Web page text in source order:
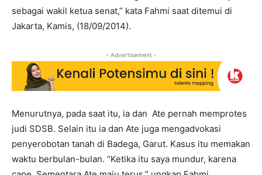
sebagai wakil ketua senat,” kata Fahmi saat ditemui di
Jakarta, Kamis, (18/09/2014).
- Advertisement -
Menurutnya, pada saat itu, ia dan Ate pernah memprotes
judi SDSB. Selain itu ia dan Ate juga mengadvokasi
penyerobotan tanah di Badega, Garut. Kasus itu memakan
waktu berbulan-bulan. “Ketika itu saya mundur, karena